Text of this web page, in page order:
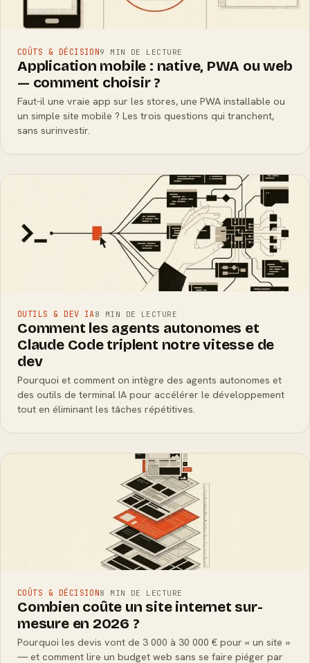
COÛTS & DÉCISION9 MIN DE LECTURE
Application mobile : native, PWA ou web
— comment choisir ?
Faut-il une vraie app sur les stores, une PWA installable ou
un simple site mobile ? Les trois questions qui tranchent,
sans surinvestir.
OUTILS & DEV IA8 MIN DE LECTURE
Comment les agents autonomes et
Claude Code triplent notre vitesse de
dev
Pourquoi et comment on intègre des agents autonomes et
des outils de terminal IA pour accélérer le développement
tout en éliminant les tâches répétitives.
COÛTS & DÉCISION8 MIN DE LECTURE
Combien coûte un site internet sur-
mesure en 2026 ?
Pourquoi les devis vont de 3 000 à 30 000 € pour « un site »
— et comment lire un budget web sans se faire piéger par